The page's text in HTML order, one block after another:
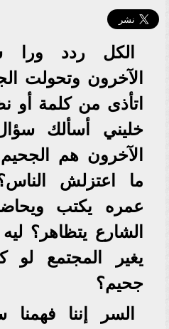
الكل ردد ورا
الآخرون وتحولت
اتأذى من كلمة
خليني أسألك
الآخرون هم
ما اعتزلش
عمره يكتب
الشارع يتظاهر؟
يغير المجتمع لو
جحيم؟
السر إننا